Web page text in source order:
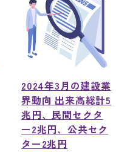
2024年3月の建設業
界動向 出来高総計5
兆円、民間セクタ
ー2兆円、公共セク
ター2兆円